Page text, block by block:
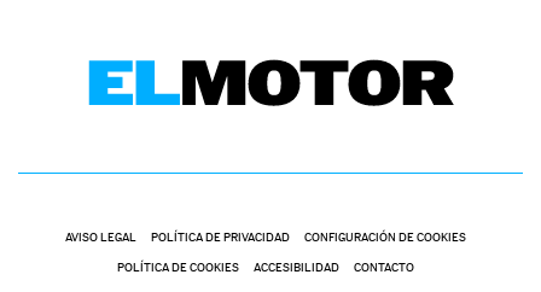
AVISO LEGAL POLÍTICA DE PRIVACIDAD CONFIGURACIÓN DE COOKIES
POLÍTICA DE COOKIES ACCESIBILIDAD CONTACTO